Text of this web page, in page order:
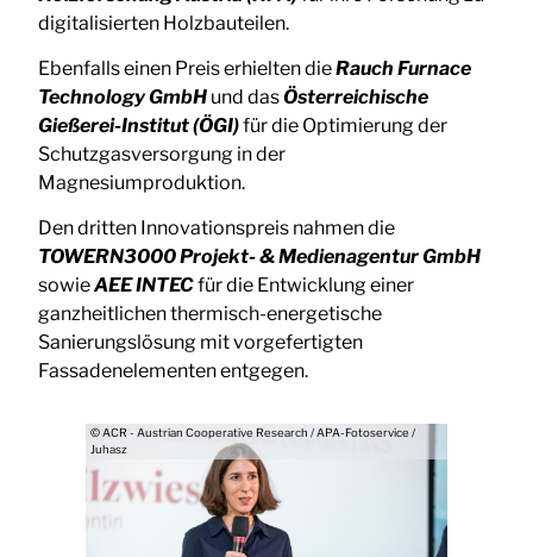
digitalisierten Holzbauteilen.
Ebenfalls einen Preis erhielten dieRauch Furnace
Technology GmbH und dasÖsterreichische
Gießerei-Institut (ÖGI)für die Optimierung der
Schutzgasversorgung in der
Magnesiumproduktion.
Den dritten Innovationspreis nahmen die
TOWERN3000 Projekt- & Medienagentur GmbH
sowieAEE INTECfür die Entwicklung einer
ganzheitlichen thermisch-energetische
Sanierungslösung mit vorgefertigten
Fassadenelementen entgegen.
© ACR - Austrian Cooperative Research / APA-Fotoservice /
Juhasz